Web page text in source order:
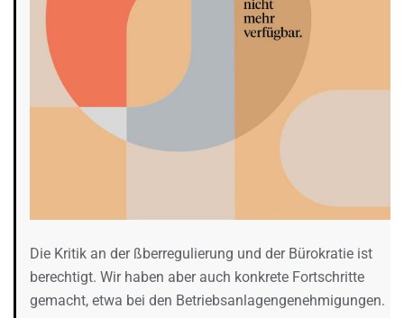
Die Kritik an der ßberregulierung und der Bürokratie ist
berechtigt. Wir haben aber auch konkrete Fortschritte
gemacht, etwa bei den Betriebsanlagengenehmigungen.